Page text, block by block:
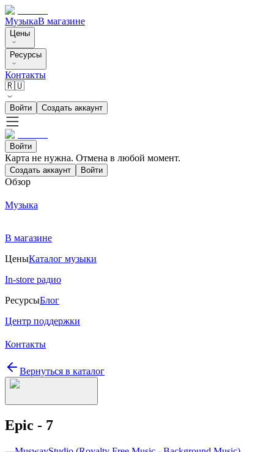
МузыкаВ магазине
Цены
Ресурсы
Контакты
🇷🇺
Войти Создать аккаунт
Войти
Карта не нужна. Отмена в любой момент.
Создать аккаунт Войти
Обзор
Музыка
В магазине
ЦеныКаталог музыки
In-store радио
РесурсыБлог
Центр поддержки
Контакты
Вернуться в каталог
Epic - 7